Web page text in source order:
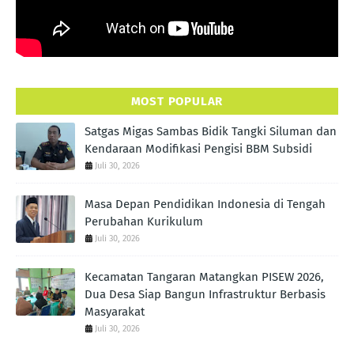
MOST POPULAR
Satgas Migas Sambas Bidik Tangki Siluman dan
Kendaraan Modifikasi Pengisi BBM Subsidi
Juli 30, 2026
Masa Depan Pendidikan Indonesia di Tengah
Perubahan Kurikulum
Juli 30, 2026
Kecamatan Tangaran Matangkan PISEW 2026,
Dua Desa Siap Bangun Infrastruktur Berbasis
Masyarakat
Juli 30, 2026